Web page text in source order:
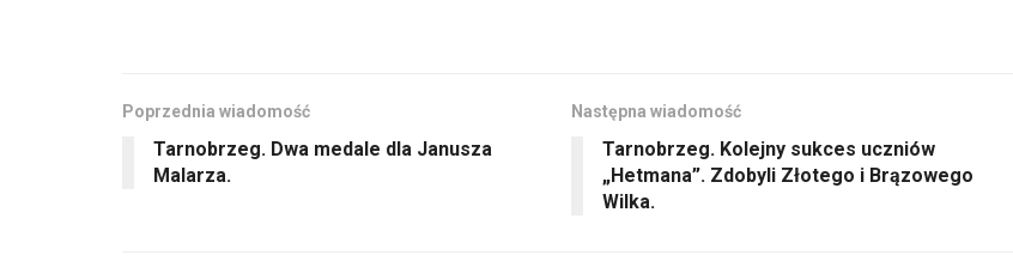
głośność.
Poprzednia wiadomość
Tarnobrzeg. Dwa medale dla Janusza
Malarza.
Następna wiadomość
Tarnobrzeg. Kolejny sukces uczniów
„Hetmana”. Zdobyli Złotego i Brązowego
Wilka.